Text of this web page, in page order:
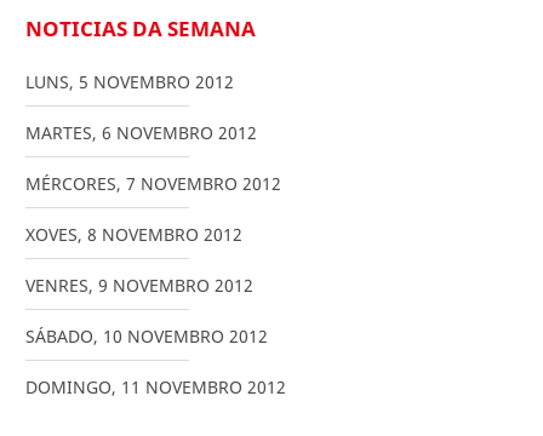
NOTICIAS DA SEMANA
LUNS, 5 NOVEMBRO 2012
MARTES, 6 NOVEMBRO 2012
MÉRCORES, 7 NOVEMBRO 2012
XOVES, 8 NOVEMBRO 2012
VENRES, 9 NOVEMBRO 2012
SÁBADO, 10 NOVEMBRO 2012
DOMINGO, 11 NOVEMBRO 2012